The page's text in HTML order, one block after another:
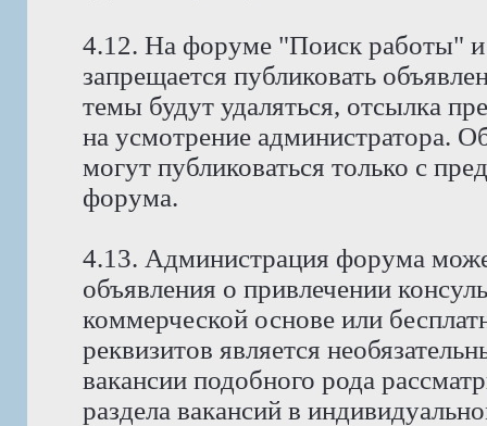
4.12. На форуме "Поиск работы" и
запрещается публиковать
темы будут удаляться, отсылка
на усмотрение администратора.
могут публиковаться только с
форума.
4.13. Администрация форума
объявления о привлечении
коммерческой основе или
реквизитов является
вакансии подобного рода
раздела вакансий в